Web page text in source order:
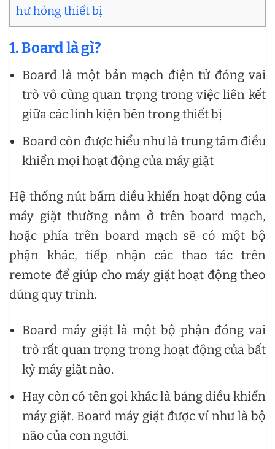
hư hỏng thiết bị
1. Board là gì?
Board là một bản mạch điện tử đóng vai
trò vô cùng quan trọng trong việc liên kết
giữa các linh kiện bên trong thiết bị
Board còn được hiểu như là trung tâm điều
khiển mọi hoạt động của máy giặt
Hệ thống nút bấm điều khiển hoạt động của
máy giặt thường nằm ở trên board mạch,
hoặc phía trên board mạch sẽ có một bộ
phận khác, tiếp nhận các thao tác trên
remote để giúp cho máy giặt hoạt động theo
đúng quy trình.
Board máy giặt là một bộ phận đóng vai
trò rất quan trọng trong hoạt động của bất
kỳ máy giặt nào.
Hay còn có tên gọi khác là bảng điều khiển
máy giặt. Board máy giặt được ví như là bộ
não của con người.